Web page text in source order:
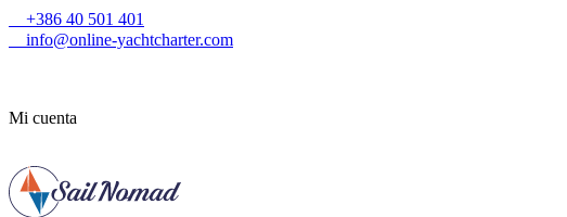
+386 40 501 401
info@online-yachtcharter.com
Mi cuenta